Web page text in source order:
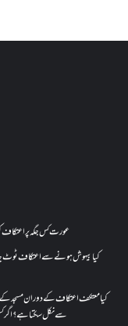
عورت کس جگہ پر اعتکاف
کیا بیہوش ہونے سے اعتکاف ٹوٹ
کیا معتکف اعتکاف کے دوران مسجد
سے نکل سکتا ہے؟ اگر